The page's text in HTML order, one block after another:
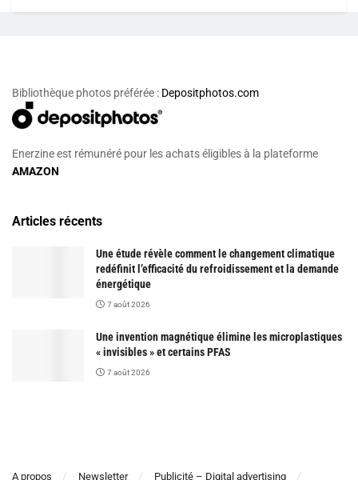
Bibliothèque photos préférée : Depositphotos.com
Enerzine est rémunéré pour les achats éligibles à la plateforme
AMAZON
Articles récents
Une étude révèle comment le changement climatique
redéfinit l’efficacité du refroidissement et la demande
énergétique
7 août 2026
Une invention magnétique élimine les microplastiques
« invisibles » et certains PFAS
7 août 2026
A propos Newsletter Publicité – Digital advertising